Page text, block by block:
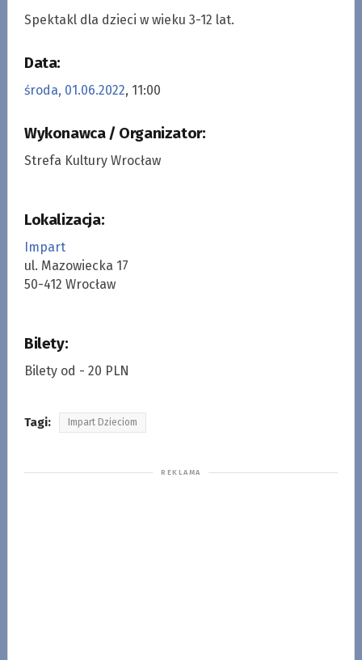
Spektakl dla dzieci w wieku 3-12 lat.
Data:
środa, 01.06.2022, 11:00
Wykonawca / Organizator:
Strefa Kultury Wrocław
Lokalizacja:
Impart
ul. Mazowiecka 17
50-412 Wrocław
Bilety:
Bilety od - 20 PLN
Tagi: Impart Dzieciom